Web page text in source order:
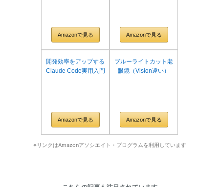
Amazonで見る Amazonで見る
開発効率をアップする
Claude Code実用入門
Amazonで見る
ブルーライトカット老
眼鏡（Vision違い）
Amazonで見る
※リンクはAmazonアソシエイト・プログラムを利用しています